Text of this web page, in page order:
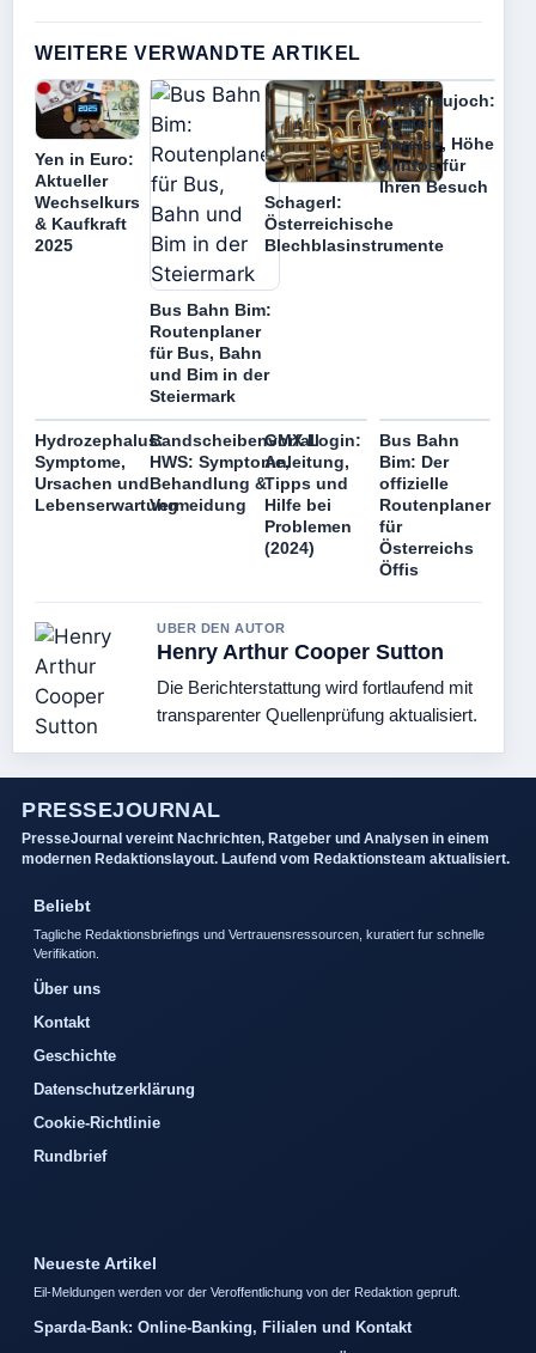
WEITERE VERWANDTE ARTIKEL
Yen in Euro:
Aktueller
Wechselkurs
& Kaufkraft
2025
Bus Bahn Bim:
Routenplaner
für Bus, Bahn
und Bim in der
Steiermark
Schagerl:
Österreichische
Blechblasinstrumente
Jungfraujoch:
Kosten,
Anreise, Höhe
& Infos für
Ihren Besuch
Hydrozephalus:
Symptome,
Ursachen und
Lebenserwartung
Bandscheibenvorfall
HWS: Symptome,
Behandlung &
Vermeidung
GMX Login:
Anleitung,
Tipps und
Hilfe bei
Problemen
(2024)
Bus Bahn
Bim: Der
offizielle
Routenplaner
für
Österreichs
Öffis
UBER DEN AUTOR
Henry Arthur Cooper Sutton
Die Berichterstattung wird fortlaufend mit
transparenter Quellenprüfung aktualisiert.
PRESSEJOURNAL
PresseJournal vereint Nachrichten, Ratgeber und Analysen in einem
modernen Redaktionslayout. Laufend vom Redaktionsteam aktualisiert.
Beliebt
Tagliche Redaktionsbriefings und Vertrauensressourcen, kuratiert fur schnelle
Verifikation.
Über uns
Kontakt
Geschichte
Datenschutzerklärung
Cookie-Richtlinie
Rundbrief
Neueste Artikel
Eil-Meldungen werden vor der Veroffentlichung von der Redaktion gepruft.
Sparda-Bank: Online-Banking, Filialen und Kontakt